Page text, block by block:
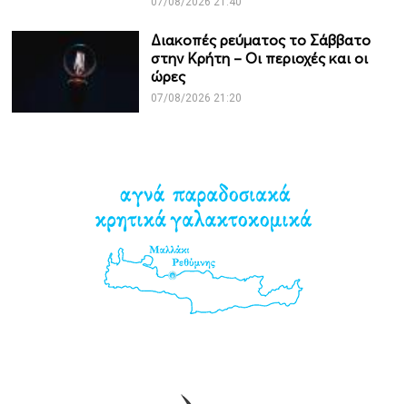
Διακοπές ρεύματος το Σάββατο
στην Κρήτη – Οι περιοχές και οι
ώρες
07/08/2026 21:20